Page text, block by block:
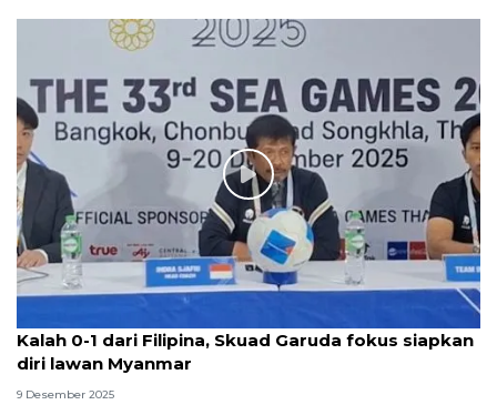
Kalah 0-1 dari Filipina, Skuad Garuda fokus siapkan
diri lawan Myanmar
9 Desember 2025